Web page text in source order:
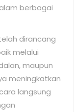
berbagai
dirancang
melalui
maupun
meningkatkan
langsung